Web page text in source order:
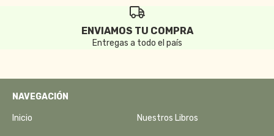
ENVIAMOS TU COMPRA
Entregas a todo el país
NAVEGACIÓN
Inicio Nuestros Libros